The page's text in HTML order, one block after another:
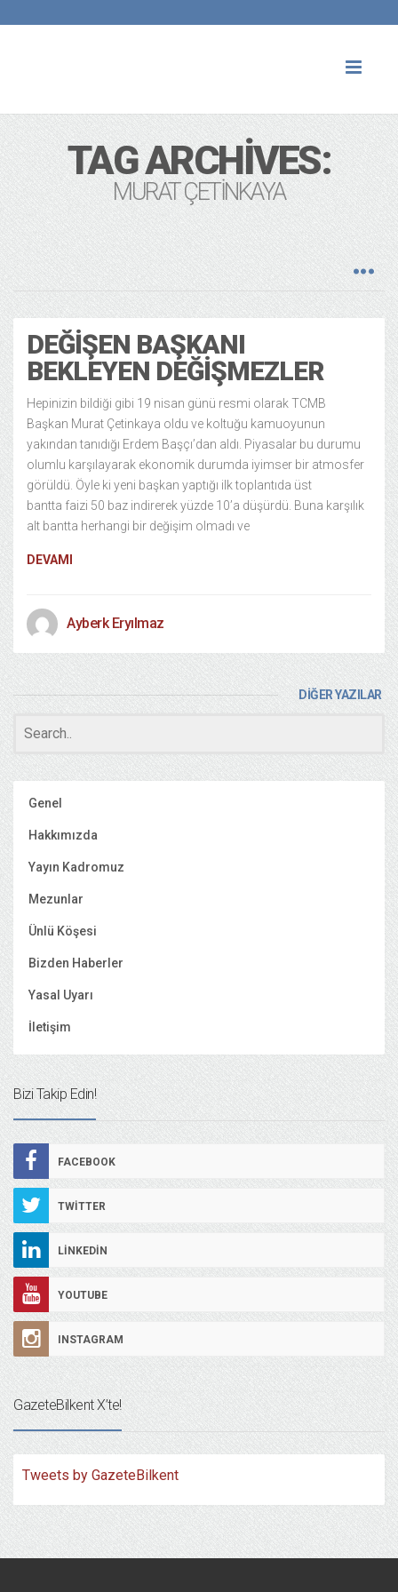
TAG ARCHIVES:
MURAT ÇETINKAYA
DEĞIŞEN BAŞKANI
BEKLEYEN DEĞIŞMEZLER
Hepinizin bildiği gibi 19 nisan günü resmi olarak TCMB
Başkan Murat Çetinkaya oldu ve koltuğu kamuoyunun
yakından tanıdığı Erdem Başçı’dan aldı. Piyasalar bu durumu
olumlu karşılayarak ekonomik durumda iyimser bir atmosfer
görüldü. Öyle ki yeni başkan yaptığı ilk toplantıda üst
bantta faizi 50 baz indirerek yüzde 10’a düşürdü. Buna karşılık
alt bantta herhangi bir değişim olmadı ve
DEVAMI
Ayberk Eryılmaz
DİĞER YAZILAR
Genel
Hakkımızda
Yayın Kadromuz
Mezunlar
Ünlü Köşesi
Bizden Haberler
Yasal Uyarı
İletişim
Bizi Takip Edin!
FACEBOOK
TWITTER
LINKEDIN
YOUTUBE
INSTAGRAM
GazeteBilkent X’te!
Tweets by GazeteBilkent